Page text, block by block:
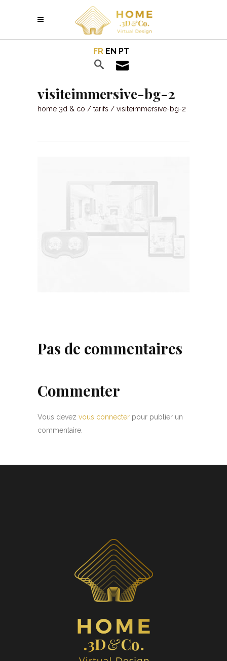
FR EN PT
visiteimmersive-bg-2
home 3d & co / tarifs / visiteimmersive-bg-2
Pas de commentaires
Commenter
Vous devez vous connecter pour publier un
commentaire.